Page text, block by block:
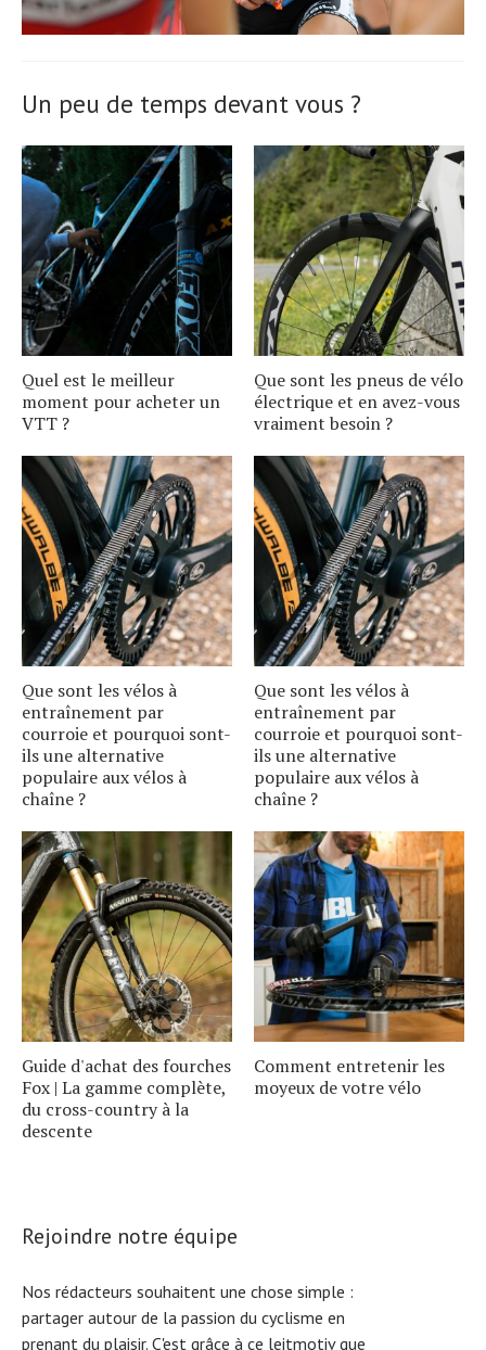
Un peu de temps devant vous ?
Quel est le meilleur
moment pour acheter un
VTT ?
Que sont les pneus de vélo
électrique et en avez-vous
vraiment besoin ?
Que sont les vélos à
entraînement par
courroie et pourquoi sont-
ils une alternative
populaire aux vélos à
chaîne ?
Que sont les vélos à
entraînement par
courroie et pourquoi sont-
ils une alternative
populaire aux vélos à
chaîne ?
Guide d'achat des fourches
Fox | La gamme complète,
du cross-country à la
descente
Comment entretenir les
moyeux de votre vélo
Rejoindre notre équipe
Nos rédacteurs souhaitent une chose simple :
partager autour de la passion du cyclisme en
prenant du plaisir. C'est grâce à ce leitmotiv que